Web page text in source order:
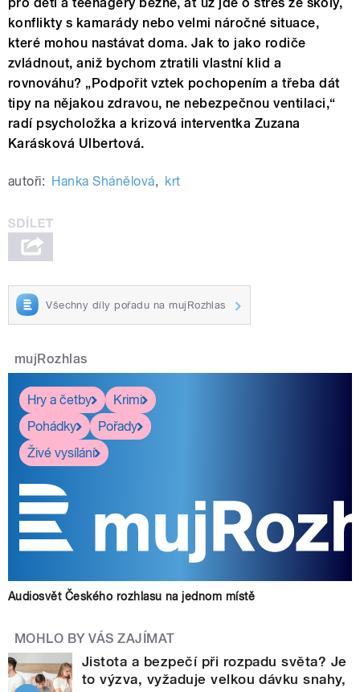
konflikty s kamarády nebo velmi náročné situace,
které mohou nastávat doma. Jak to jako rodiče
zvládnout, aniž bychom ztratili vlastní klid a
rovnováhu? „Podpořit vztek pochopením a třeba dát
tipy na nějakou zdravou, ne nebezpečnou ventilaci,“
radí psycholožka a krizová interventka Zuzana
Karásková Ulbertová.
autoři: Hanka Shánělová, krt
Všechny díly pořadu na mujRozhlas
mujRozhlas
Hry a četby
Krimi
Pohádky
Pořady
Živé vysílání
Audiosvět Českého rozhlasu na jednom místě
MOHLO BY VÁS ZAJÍMAT
Jistota a bezpečí při rozpadu světa? Je
to výzva, vyžaduje velkou dávku snahy,